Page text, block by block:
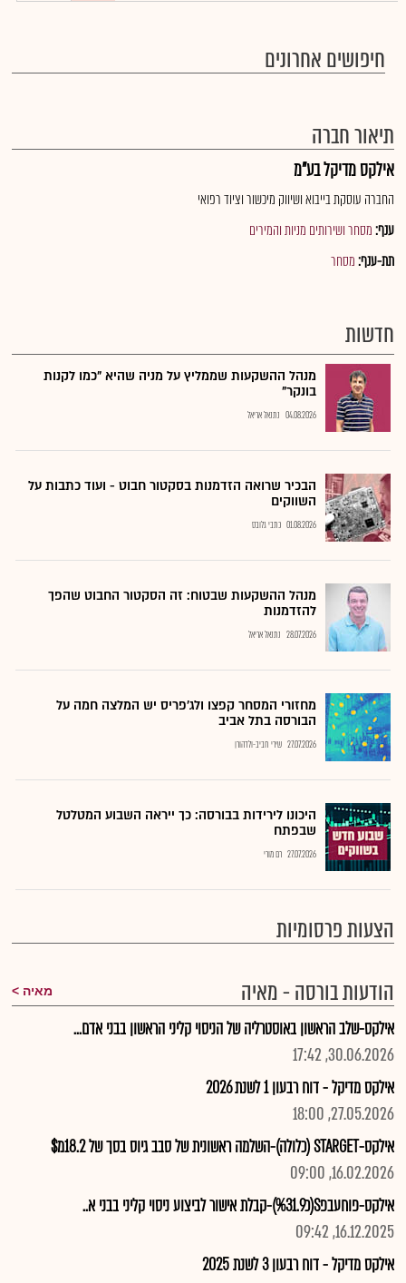
חיפושים אחרונים
תיאור חברה
אילקס מדיקל בע"מ
החברה עוסקת בייבוא ושיווק מיכשור וציוד רפואי
ענף:מסחר ושירותים מניות והמירים
תת-ענף:מסחר
חדשות
מנהל ההשקעות שממליץ על מניה שהיא "כמו לקנות
בונקר"
04.08.2026 נתנאל אריאל
הבכיר שרואה הזדמנות בסקטור חבוט - ועוד כתבות על
השווקים
01.08.2026 כתבי גלובס
מנהל ההשקעות שבטוח: זה הסקטור החבוט שהפך
להזדמנות
28.07.2026 נתנאל אריאל
מחזורי המסחר קפצו ולג'פריס יש המלצה חמה על
הבורסה בתל אביב
27.07.2026 שירי חביב-ולדהורן
היכונו לירידות בבורסה: כך ייראה השבוע המטלטל
שבפתח
27.07.2026 רם מורי
הצעות פרסומיות
הודעות בורסה - מאיה
מאיה
אילקס-שלב הראשון באוסטרליה של הניסוי קליני הראשון בבני אדם...
30.06.2026, 17:42
אילקס מדיקל - דוח רבעון 1 לשנת 2026
27.05.2026, 18:00
אילקס-STARGET (כלולה)-השלמה ראשונית של סבב גיוס בסך של 18.2מ$
16.02.2026, 09:00
אילקס-פוחעבפS(כ%31.9)-קבלת אישור לביצוע ניסוי קליני בבני א..
16.12.2025, 09:42
אילקס מדיקל - דוח רבעון 3 לשנת 2025